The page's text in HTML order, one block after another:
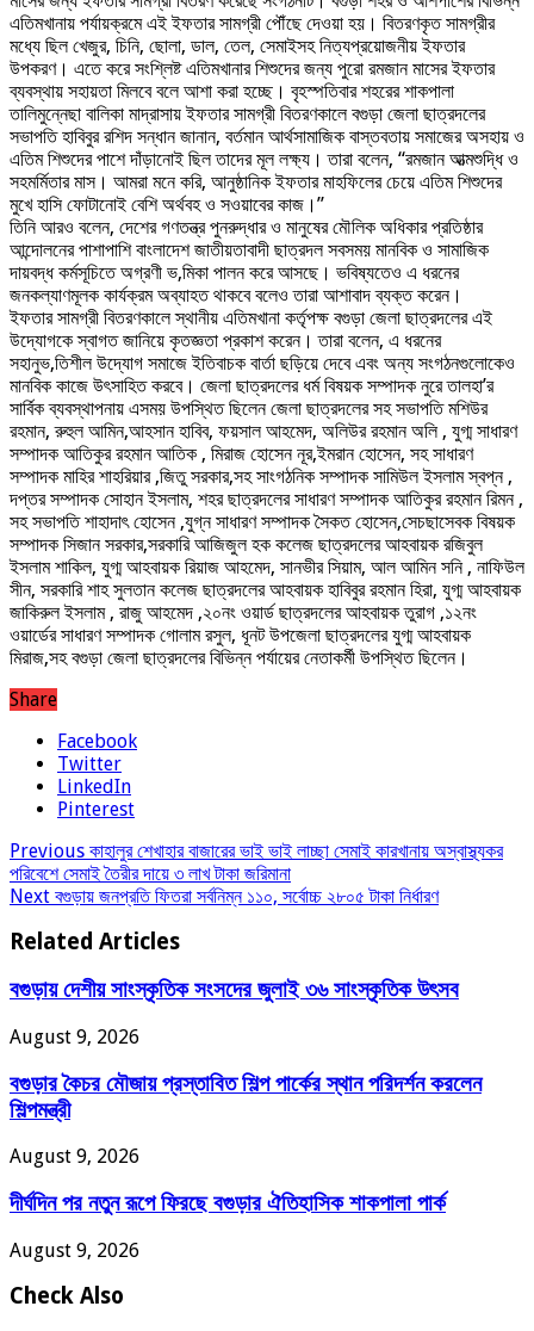
এতিমখানায় পর্যায়ক্রমে এই ইফতার সামগ্রী পৌঁছে দেওয়া হয়। বিতরণকৃত সামগ্রীর
মধ্যে ছিল খেজুর, চিনি, ছোলা, ডাল, তেল, সেমাইসহ নিত্যপ্রয়োজনীয় ইফতার
উপকরণ। এতে করে সংশ্লিষ্ট এতিমখানার শিশুদের জন্য পুরো রমজান মাসের ইফতার
ব্যবস্থায় সহায়তা মিলবে বলে আশা করা হচ্ছে। বৃহস্পতিবার শহরের শাকপালা
তালিমুন্নেছা বালিকা মাদ্রাসায় ইফতার সামগ্রী বিতরণকালে বগুড়া জেলা ছাত্রদলের
সভাপতি হাবিবুর রশিদ সন্ধান জানান, বর্তমান আর্থসামাজিক বাস্তবতায় সমাজের অসহায় ও
এতিম শিশুদের পাশে দাঁড়ানোই ছিল তাদের মূল লক্ষ্য। তারা বলেন, “রমজান আত্মশুদ্ধি ও
সহমর্মিতার মাস। আমরা মনে করি, আনুষ্ঠানিক ইফতার মাহফিলের চেয়ে এতিম শিশুদের
মুখে হাসি ফোটানোই বেশি অর্থবহ ও সওয়াবের কাজ।”
তিনি আরও বলেন, দেশের গণতন্ত্র পুনরুদ্ধার ও মানুষের মৌলিক অধিকার প্রতিষ্ঠার
আন্দোলনের পাশাপাশি বাংলাদেশ জাতীয়তাবাদী ছাত্রদল সবসময় মানবিক ও সামাজিক
দায়বদ্ধ কর্মসূচিতে অগ্রণী ভ‚মিকা পালন করে আসছে। ভবিষ্যতেও এ ধরনের
জনকল্যাণমূলক কার্যক্রম অব্যাহত থাকবে বলেও তারা আশাবাদ ব্যক্ত করেন।
ইফতার সামগ্রী বিতরণকালে স্থানীয় এতিমখানা কর্তৃপক্ষ বগুড়া জেলা ছাত্রদলের এই
উদ্যোগকে স্বাগত জানিয়ে কৃতজ্ঞতা প্রকাশ করেন। তারা বলেন, এ ধরনের
সহানুভ‚তিশীল উদ্যোগ সমাজে ইতিবাচক বার্তা ছড়িয়ে দেবে এবং অন্য সংগঠনগুলোকেও
মানবিক কাজে উৎসাহিত করবে। জেলা ছাত্রদলের ধর্ম বিষয়ক সম্পাদক নুরে তালহা’র
সার্বিক ব্যবস্থাপনায় এসময় উপস্থিত ছিলেন জেলা ছাত্রদলের সহ সভাপতি মশিউর
রহমান, রুহুল আমিন,আহসান হাবিব, ফয়সাল আহমেদ, অলিউর রহমান অলি , যুগ্ম সাধারণ
সম্পাদক আতিকুর রহমান আতিক , মিরাজ হোসেন নূর,ইমরান হোসেন, সহ সাধারণ
সম্পাদক মাহির শাহরিয়ার ,জিতু সরকার,সহ সাংগঠনিক সম্পাদক সামিউল ইসলাম স্বপ্ন ,
দপ্তর সম্পাদক সোহান ইসলাম, শহর ছাত্রদলের সাধারণ সম্পাদক আতিকুর রহমান রিমন ,
সহ সভাপতি শাহাদাৎ হোসেন ,যুগ্ন সাধারণ সম্পাদক সৈকত হোসেন,সেচছাসেবক বিষয়ক
সম্পাদক সিজান সরকার,সরকারি আজিজুল হক কলেজ ছাত্রদলের আহবায়ক রজিবুল
ইসলাম শাকিল, যুগ্ম আহবায়ক রিয়াজ আহমেদ, সানভীর সিয়াম, আল আমিন সনি , নাফিউল
সীন, সরকারি শাহ সুলতান কলেজ ছাত্রদলের আহবায়ক হাবিবুর রহমান হিরা, যুগ্ম আহবায়ক
জাকিরুল ইসলাম , রাজু আহমেদ ,২০নং ওয়ার্ড ছাত্রদলের আহবায়ক তুরাগ ,১২নং
ওয়ার্ডের সাধারণ সম্পাদক গোলাম রসুল, ধূনট উপজেলা ছাত্রদলের যুগ্ম আহবায়ক
মিরাজ,সহ বগুড়া জেলা ছাত্রদলের বিভিন্ন পর্যায়ের নেতাকর্মী উপস্থিত ছিলেন।
Share
Facebook
Twitter
LinkedIn
Pinterest
Previous কাহালুর শেখাহার বাজারের ভাই ভাই লাচ্ছা সেমাই কারখানায় অস্বাস্থ্যকর
পরিবেশে সেমাই তৈরীর দায়ে ৩ লাখ টাকা জরিমানা
Next বগুড়ায় জনপ্রতি ফিতরা সর্বনিম্ন ১১০, সর্বোচ্চ ২৮০৫ টাকা নির্ধারণ
Related Articles
বগুড়ায় দেশীয় সাংস্কৃতিক সংসদের জুলাই ৩৬ সাংস্কৃতিক উৎসব
August 9, 2026
বগুড়ার কৈচর মৌজায় প্রস্তাবিত শিল্প পার্কের স্থান পরিদর্শন করলেন
শিল্পমন্ত্রী
August 9, 2026
দীর্ঘদিন পর নতুন রূপে ফিরছে বগুড়ার ঐতিহাসিক শাকপালা পার্ক
August 9, 2026
Check Also